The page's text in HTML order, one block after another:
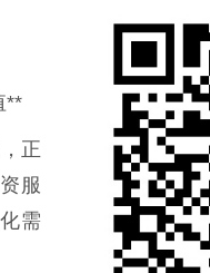
**
正
服
需